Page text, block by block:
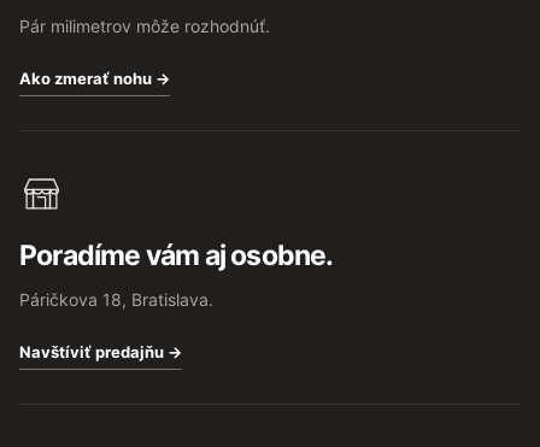
Pár milimetrov môže rozhodnúť.
Ako zmerať nohu →
Poradíme vám aj osobne.
Páričkova 18, Bratislava.
Navštíviť predajňu →